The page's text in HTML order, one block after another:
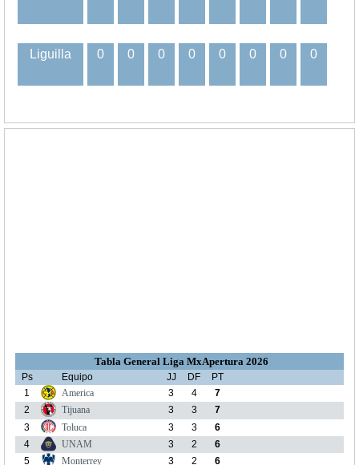
Liguilla 0 0 0 0 0 0 0 0
Tabla General Liga MxApertura 2026
Ps Equipo JJ DF
PT
1
America 3 4
7
2
Tijuana 3 3
7
3
Toluca 3 3
6
4
UNAM 3 2
6
5
Monterrey 3 2 6